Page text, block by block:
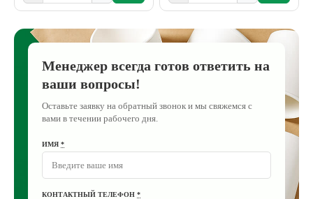
Менеджер всегда готов ответить на
ваши вопросы!
Оставьте заявку на обратный звонок и мы свяжемся с
вами в течении рабочего дня.
ИМЯ *
КОНТАКТНЫЙ ТЕЛЕФОН *